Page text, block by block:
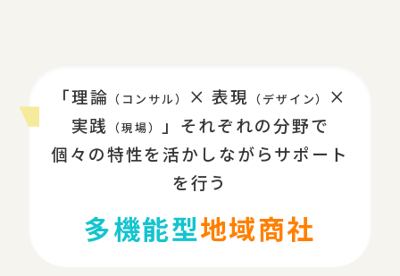
「理論 （コンサル） × 表現 （デザイン）
×
実践 （現場）
」それぞれの分野で
個々の特性を活かしながらサポート
を行う
多機能型地域商社